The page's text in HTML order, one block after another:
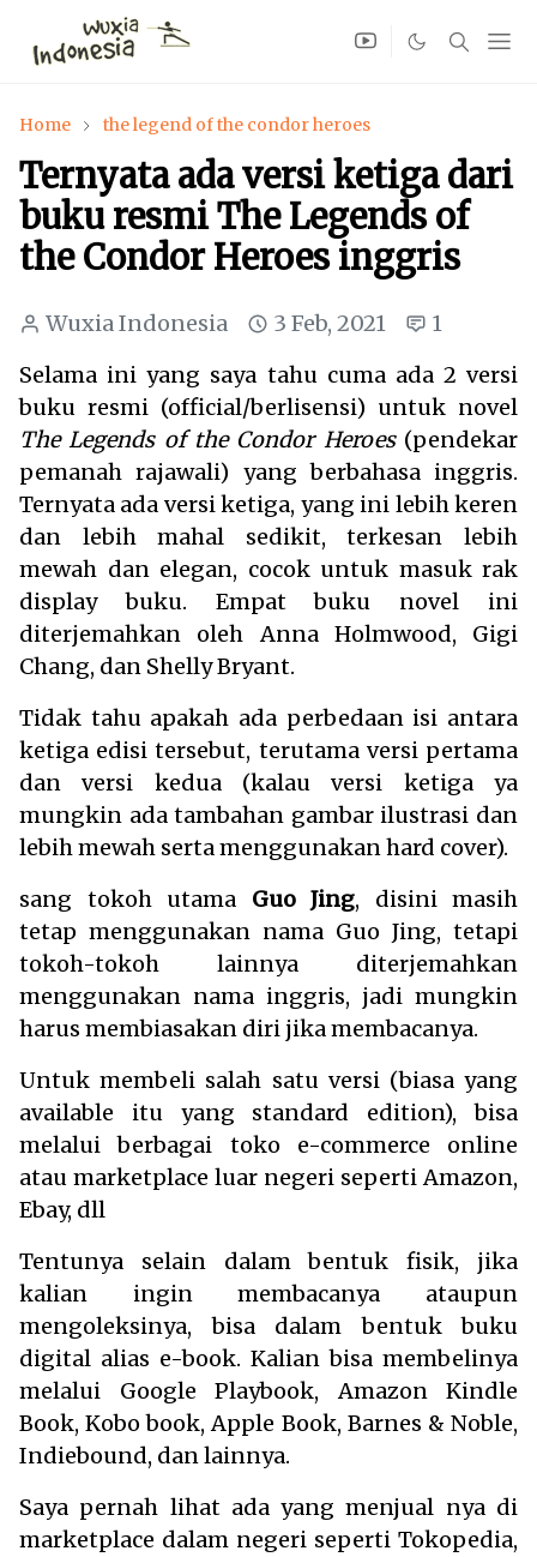
Home the legend of the condor heroes
Ternyata ada versi ketiga dari
buku resmi The Legends of
the Condor Heroes inggris
Wuxia Indonesia 3 Feb, 2021
1
Selama ini yang saya tahu cuma ada 2 versi
buku resmi (official/berlisensi) untuk novel
The Legends of the Condor Heroes (pendekar
pemanah rajawali) yang berbahasa inggris.
Ternyata ada versi ketiga, yang ini lebih keren
dan lebih mahal sedikit, terkesan lebih
mewah dan elegan, cocok untuk masuk rak
display buku. Empat buku novel ini
diterjemahkan oleh Anna Holmwood, Gigi
Chang, dan Shelly Bryant.
Tidak tahu apakah ada perbedaan isi antara
ketiga edisi tersebut, terutama versi pertama
dan versi kedua (kalau versi ketiga ya
mungkin ada tambahan gambar ilustrasi dan
lebih mewah serta menggunakan hard cover).
sang tokoh utama Guo Jing, disini masih
tetap menggunakan nama Guo Jing, tetapi
tokoh-tokoh lainnya diterjemahkan
menggunakan nama inggris, jadi mungkin
harus membiasakan diri jika membacanya.
Untuk membeli salah satu versi (biasa yang
available itu yang standard edition), bisa
melalui berbagai toko e-commerce online
atau marketplace luar negeri seperti Amazon,
Ebay, dll
Tentunya selain dalam bentuk fisik, jika
kalian ingin membacanya ataupun
mengoleksinya, bisa dalam bentuk buku
digital alias e-book. Kalian bisa membelinya
melalui Google Playbook, Amazon Kindle
Book, Kobo book, Apple Book, Barnes & Noble,
Indiebound, dan lainnya.
Saya pernah lihat ada yang menjual nya di
marketplace dalam negeri seperti Tokopedia,